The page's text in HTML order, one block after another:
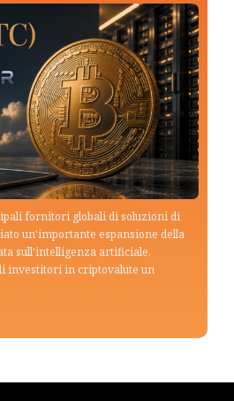
fornitori globali di soluzioni di
un'importante espansione della
sull'intelligenza artificiale,
investitori in criptovalute un